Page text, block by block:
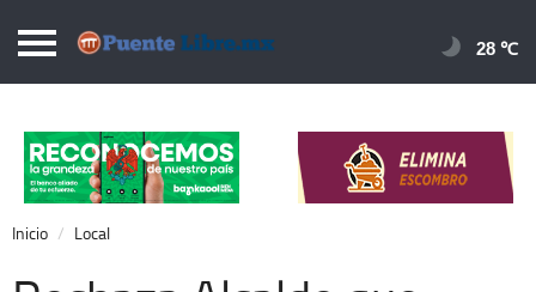
Puentelibre.mx
Local
Nacional
Opinión
28 ℃
Inicio Local